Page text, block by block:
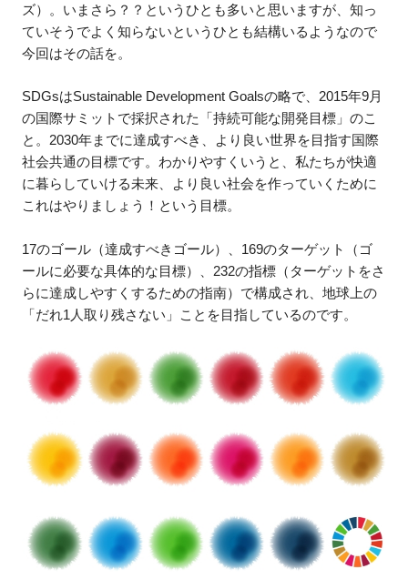
ズ）。いまさら？？というひとも多いと思いますが、知っ
ていそうでよく知らないというひとも結構いるようなので
今回はその話を。
SDGsはSustainable Development Goalsの略で、2015年9月
の国際サミットで採択された「持続可能な開発目標」のこ
と。2030年までに達成すべき、より良い世界を目指す国際
社会共通の目標です。わかりやすくいうと、私たちが快適
に暮らしていける未来、より良い社会を作っていくために
これはやりましょう！という目標。
17のゴール（達成すべきゴール）、169のターゲット（ゴ
ールに必要な具体的な目標）、232の指標（ターゲットをさ
らに達成しやすくするための指南）で構成され、地球上の
「だれ1人取り残さない」ことを目指しているのです。